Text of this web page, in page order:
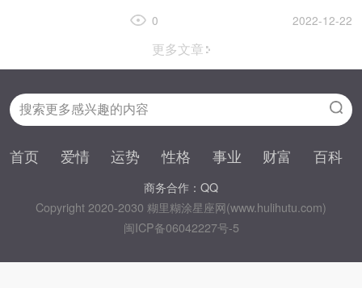
2022-12-22
0
更多文章
首页 爱情 运势 性格 事业 财富 百科
商务合作：QQ
Copyright 2020-2030 糊里糊涂星座网(www.hulihutu.com)
闽ICP备06042227号-5